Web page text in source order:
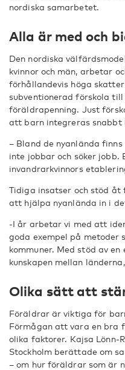
nordiska samarbetet.
Alla är med och
Den nordiska
kvinnor och män, arbetar
förhållandevis höga
subventionerad förskola till
föräldrapenning. Just
att barn integreras snabbt
– Bland de nyanlända
inte jobbar och söker
invandrarkvinnors
Tidiga insatser och stöd
att hjälpa nyanlända in i
-I år arbetar vi med att
goda exempel på metoder
kommuner. Med stöd av
kunskapen mellan
Olika sätt att
Föräldrar är viktiga för
Förmågan att vara en bra
olika faktorer. Kajsa Lönn-
Stockholm berättade om
– om hur föräldrar som är